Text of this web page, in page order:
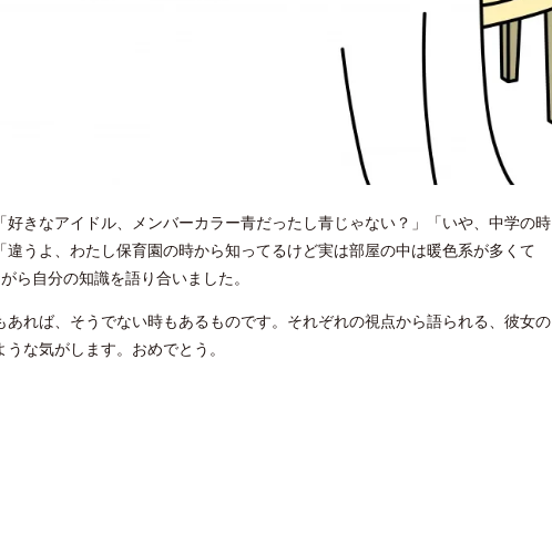
きなアイドル、メンバーカラー青だったし青じゃない？」「いや、中学の時
うよ、わたし保育園の時から知ってるけど実は部屋の中は暖色系が多くて
自分の知識を語り合いました。
れば、そうでない時もあるものです。それぞれの視点から語られる、彼女の
な気がします。おめでとう。